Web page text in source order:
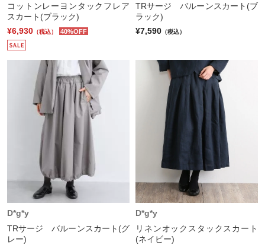
コットンレーヨンタックフレア
スカート(ブラック)
¥6,930 （税込） 40%OFF
TRサージ バルーンスカート(ブ
ラック)
¥7,590 （税込）
D*g*y
TRサージ バルーンスカート(グ
レー)
D*g*y
リネンオックスタックスカート
(ネイビー)